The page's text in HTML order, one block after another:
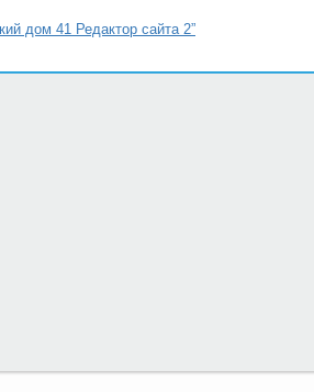
дом 41 Редактор сайта 2”